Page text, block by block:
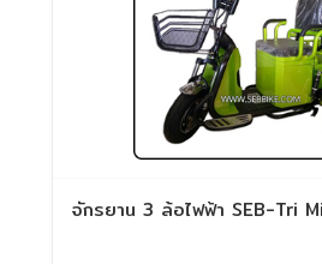
จักรยาน 3 ล้อไฟฟ้า SEB-Tri